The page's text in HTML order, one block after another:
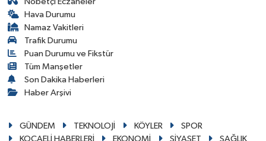
Hava Durumu
Namaz Vakitleri
Trafik Durumu
Puan Durumu ve Fikstür
Tüm Manşetler
Son Dakika Haberleri
Haber Arşivi
GÜNDEM TEKNOLOJİ KÖYLER
SPOR
KOCAELİ HABERLERİ
EKONOMİ SİYASET
SAĞLIK